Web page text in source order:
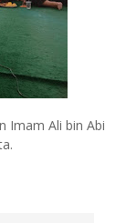
Imam Ali bin Abi